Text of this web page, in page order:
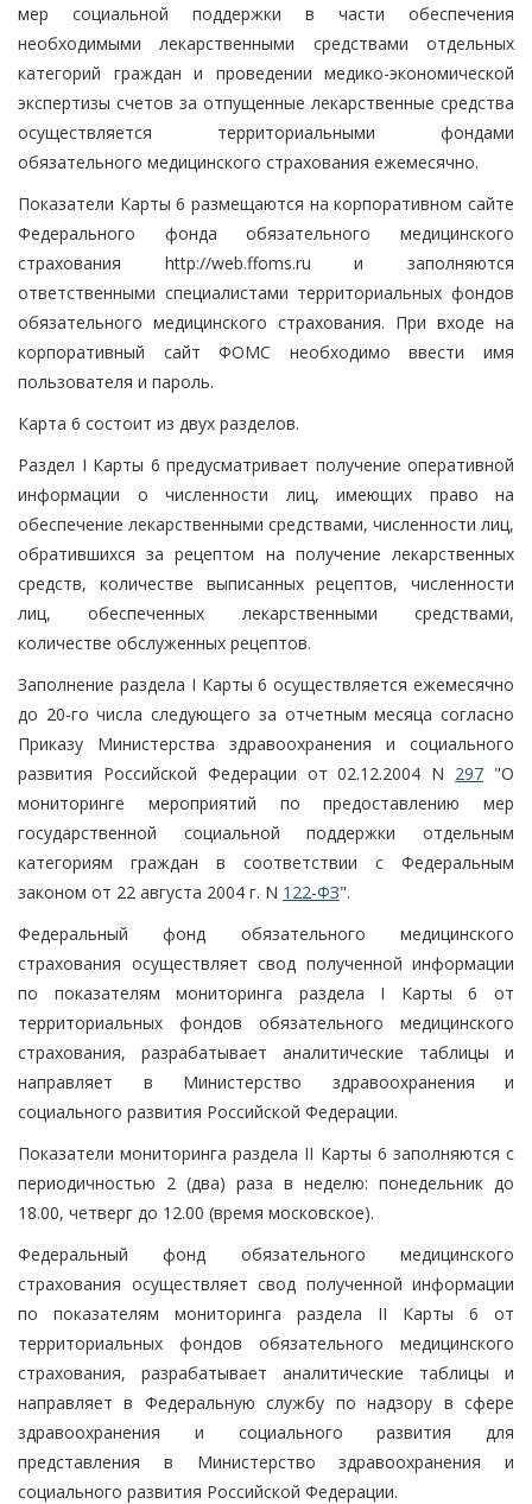
мер социальной поддержки в части обеспечения
необходимыми лекарственными средствами отдельных
категорий граждан и проведении медико-экономической
экспертизы счетов за отпущенные лекарственные средства
осуществляется территориальными фондами
обязательного медицинского страхования ежемесячно.
Показатели Карты 6 размещаются на корпоративном сайте
Федерального фонда обязательного медицинского
страхования http://web.ffoms.ru и заполняются
ответственными специалистами территориальных фондов
обязательного медицинского страхования. При входе на
корпоративный сайт ФОМС необходимо ввести имя
пользователя и пароль.
Карта 6 состоит из двух разделов.
Раздел I Карты 6 предусматривает получение оперативной
информации о численности лиц, имеющих право на
обеспечение лекарственными средствами, численности лиц,
обратившихся за рецептом на получение лекарственных
средств, количестве выписанных рецептов, численности
лиц, обеспеченных лекарственными средствами,
количестве обслуженных рецептов.
Заполнение раздела I Карты 6 осуществляется ежемесячно
до 20-го числа следующего за отчетным месяца согласно
Приказу Министерства здравоохранения и социального
развития Российской Федерации от 02.12.2004 N 297 "О
мониторинге мероприятий по предоставлению мер
государственной социальной поддержки отдельным
категориям граждан в соответствии с Федеральным
законом от 22 августа 2004 г. N 122-ФЗ".
Федеральный фонд обязательного медицинского
страхования осуществляет свод полученной информации
по показателям мониторинга раздела I Карты 6 от
территориальных фондов обязательного медицинского
страхования, разрабатывает аналитические таблицы и
направляет в Министерство здравоохранения и
социального развития Российской Федерации.
Показатели мониторинга раздела II Карты 6 заполняются с
периодичностью 2 (два) раза в неделю: понедельник до
18.00, четверг до 12.00 (время московское).
Федеральный фонд обязательного медицинского
страхования осуществляет свод полученной информации
по показателям мониторинга раздела II Карты 6 от
территориальных фондов обязательного медицинского
страхования, разрабатывает аналитические таблицы и
направляет в Федеральную службу по надзору в сфере
здравоохранения и социального развития для
представления в Министерство здравоохранения и
социального развития Российской Федерации.